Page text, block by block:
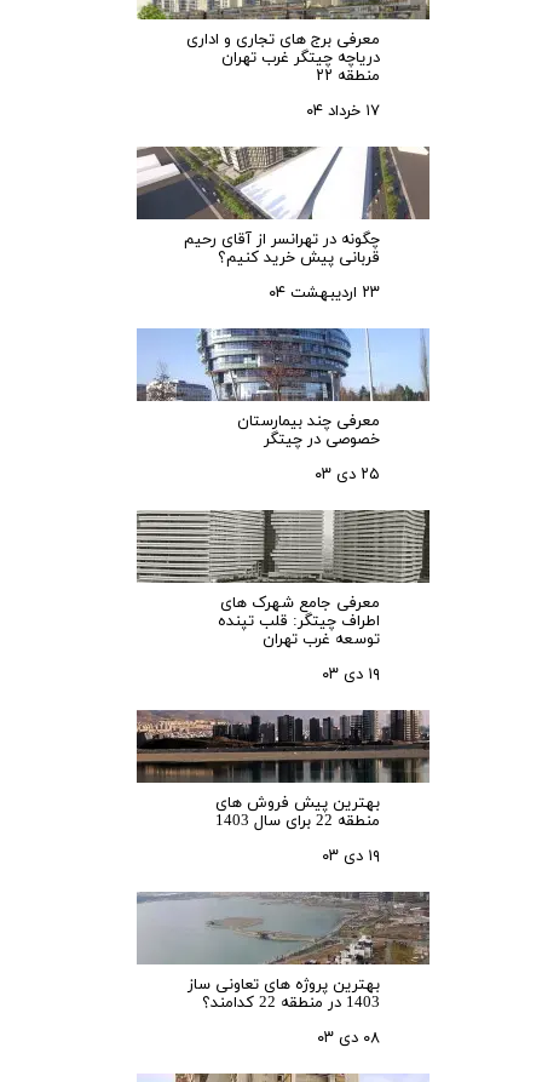
معرفی برج های تجاری و اداری
دریاچه چیتگر غرب تهران
منطقه ۲۲
۱۷ خرداد ۰۴
چگونه در تهرانسر از آقای رحیم
قربانی پیش خرید کنیم؟
۲۳ اردیبهشت ۰۴
معرفی چند بیمارستان
خصوصی در چیتگر
۲۵ دی ۰۳
معرفی جامع شهرک‌ های
اطراف چیتگر: قلب تپنده
توسعه غرب تهران
۱۹ دی ۰۳
بهترین پیش فروش های
منطقه 22 برای سال 1403
۱۹ دی ۰۳
بهترین پروژه های تعاونی ساز
1403 در منطقه 22 کدامند؟
۰۸ دی ۰۳